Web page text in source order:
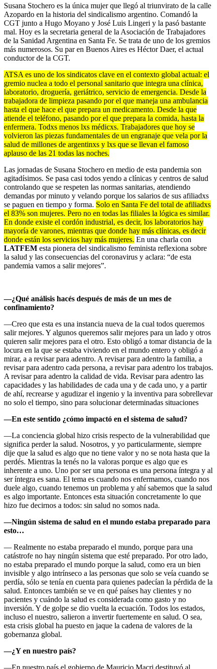
Susana Stochero es la única mujer que llegó al triunvirato de la calle
Azopardo en la historia del sindicalismo argentino. Comandó la
CGT junto a Hugo Moyano y José Luis Lingeri y la pasó bastante
mal. Hoy es la secretaria general de la Asociación de Trabajadores
de la Sanidad Argentina en Santa Fe. Se trata de uno de los gremios
más numerosos. Su par en Buenos Aires es Héctor Daer, el actual
conductor de la CGT.
ATSA es uno de los sindicatos clave en el contexto global actual: el
gremio nuclea a todo el personal sanitario que integra una clínica,
laboratorio, droguería, geriátrico, servicio de emergencia. Desde la
trabajadora de limpieza pasando por el que maneja una ambulancia
hasta el que hace el que prepara un medicamento. Desde la que
atiende el teléfono, pasando por el que prepara la comida, hasta la
enfermera. Todxs menos lxs médicxs. Trabajadores que hoy se
volvieron las piezas fundamentales de un engranaje que vela por la
salud de millones de argentinxs y lxs que se llevan el famoso
aplauso de las 21 todas las noches.
Las jornadas de Susana Stochero en medio de esta pandemia son
agitadísimos. Se pasa casi todos yendo a clínicas y centros de salud
controlando que se respeten las normas sanitarias, atendiendo
demandas por minuto y velando porque los salarios de sus afiliadxs
se paguen en tiempo y forma. Solo en Santa Fe del total de afiliadxs
el 83% son mujeres. Pero no en todas las filiales la lógica es similar.
En donde existe el cordón industrial, es decir, los laboratorios hay
mayoría de varones, mientras que donde hay más clínicas, es decir
donde están los servicios hay más mujeres. En una charla con
LATFEM esta pionera del sindicalismo feminista reflexiona sobre
la salud y las consecuencias del coronavirus y aclara: “de esta
pandemia vamos a salir mejores”.
—¿Qué análisis hacés después de más de un mes de
confinamiento?
—Creo que esta es una instancia nueva de la cual todos queremos
salir mejores. Y algunos queremos salir mejores para un lado y otros
quieren salir mejores para el otro. Esto obligó a tomar distancia de la
locura en la que se estaba viviendo en el mundo entero y obligó a
mirar, a a revisar para adentro. A revisar para adentro la familia, a
revisar para adentro cada persona, a revisar para adentro los trabajos.
A revisar para adentro la calidad de vida. Revisar para adentro las
capacidades y las habilidades de cada una y de cada uno, y a partir
de ahí, recrearse y agudizar el ingenio y la inventiva para sobrellevar
no solo el tiempo, sino para solucionar determinadas situaciones
—En este sentido ¿cómo impactó en el sistema de salud?
—La conciencia global hizo crisis respecto de la vulnerabilidad que
significa perder la salud. Nosotros, y yo particularmente, siempre
dije que la salud es algo que no tiene valor y no se nota hasta que la
perdés. Mientras la tenés no la valoras porque es algo que es
inherente a uno. Uno por ser una persona es una persona íntegra y al
ser íntegra es sana. El tema es cuando nos enfermamos, cuando nos
duele algo, cuando tenemos un problema y ahí sabemos que la salud
es algo importante. Entonces esta situación concretamente lo que
hizo fue decirnos a todos: sin salud no somos nada.
—Ningún sistema de salud en el mundo estaba preparado para
esto…
— Realmente no estaba preparado el mundo, porque para una
catástrofe no hay ningún sistema que esté preparado. Por otro lado,
no estaba preparado el mundo porque la salud, como era un bien
invisible y algo intrínseco a las personas que solo se veía cuando se
perdía, sólo se tenía en cuenta para quienes padecían la pérdida de la
salud. Entonces también se ve en qué países hay clientes y no
pacientes y cuándo la salud es considerada como gasto y no
inversión. Y de golpe se dio vuelta la ecuación. Todos los estados,
incluso el nuestro, salieron a invertir fuertemente en salud. O sea,
esta crisis global ha puesto en jaque la cadena de valores de la
gobernanza global.
—¿Y en nuestro país?
—En nuestro país el gobierno de Mauricio Macri destituyó al